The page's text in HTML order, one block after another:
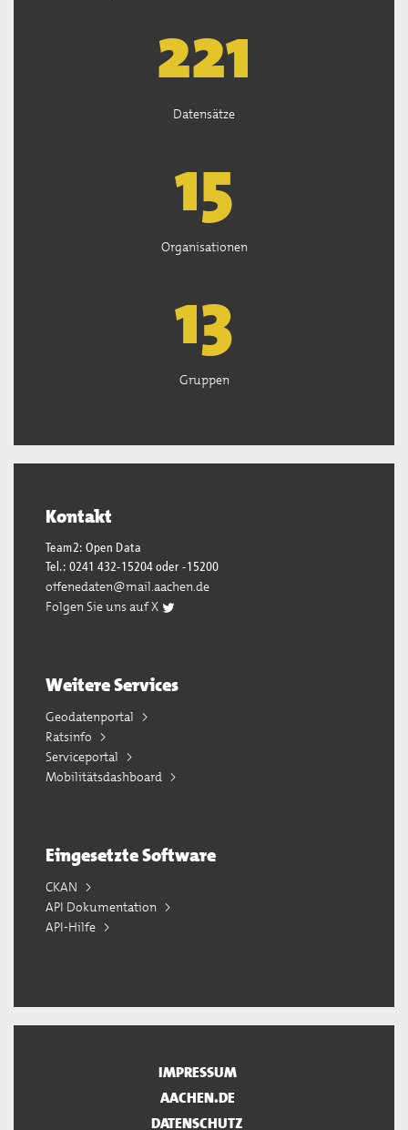
222
Datensätze
15
Organisationen
13
Gruppen
Kontakt
Team2: Open Data
Tel.: 0241 432-15204 oder -15200
offenedaten@mail.aachen.de
Folgen Sie uns auf X
Weitere Services
Geodatenportal
Ratsinfo
Serviceportal
Mobilitätsdashboard
Eingesetzte Software
CKAN
API Dokumentation
API-Hilfe
IMPRESSUM
AACHEN.DE
DATENSCHUTZ